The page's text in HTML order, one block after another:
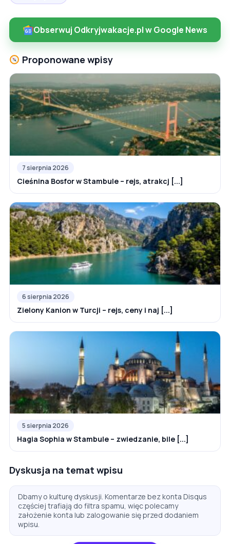
Obserwuj Odkryjwakacje.pl w Google News
Proponowane wpisy
7 sierpnia 2026
Cieśnina Bosfor w Stambule – rejs, atrakcj [...]
6 sierpnia 2026
Zielony Kanion w Turcji – rejs, ceny i naj [...]
5 sierpnia 2026
Hagia Sophia w Stambule – zwiedzanie, bile [...]
Dyskusja na temat wpisu
Dbamy o kulturę dyskusji. Komentarze bez konta Disqus
częściej trafiają do filtra spamu, więc polecamy
założenie konta lub zalogowanie się przed dodaniem
wpisu.